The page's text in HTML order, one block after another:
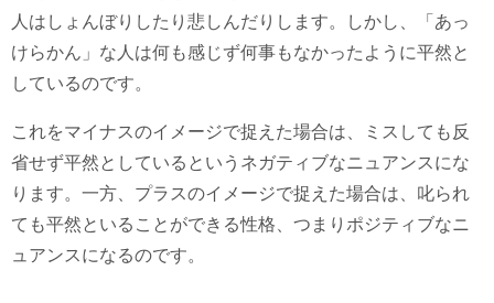
人はしょんぼりしたり悲しんだりします。しかし、「あっ
けらかん」な人は何も感じず何事もなかったように平然と
しているのです。
これをマイナスのイメージで捉えた場合は、ミスしても反
省せず平然としているというネガティブなニュアンスにな
ります。一方、プラスのイメージで捉えた場合は、叱られ
ても平然といることができる性格、つまりポジティブなニ
ュアンスになるのです。